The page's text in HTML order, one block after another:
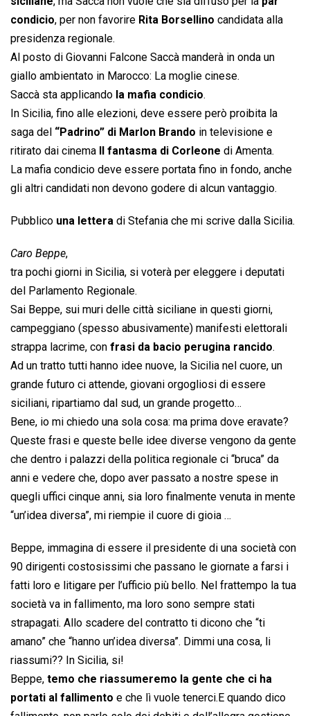
condicio, per non favorire Rita Borsellino candidata alla
presidenza regionale.
Al posto di Giovanni Falcone Saccà manderà in onda un
giallo ambientato in Marocco: La moglie cinese.
Saccà sta applicando la mafia condicio.
In Sicilia, fino alle elezioni, deve essere però proibita la
saga del “Padrino” di Marlon Brando in televisione e
ritirato dai cinema 
Il fantasma di Corleone  di Amenta.
La mafia condicio deve essere portata fino in fondo, anche
gli altri candidati non devono godere di alcun vantaggio.
Pubblico una lettera di Stefania che mi scrive dalla Sicilia.
Caro Beppe,
tra pochi giorni in Sicilia, si voterà per eleggere i deputati
del Parlamento Regionale.
Sai Beppe, sui muri delle città siciliane in questi giorni,
campeggiano (spesso abusivamente) manifesti elettorali
strappa lacrime, con frasi da bacio perugina rancido.
Ad un tratto tutti hanno idee nuove, la Sicilia nel cuore, un
grande futuro ci attende, giovani orgogliosi di essere
siciliani, ripartiamo dal sud, un grande progetto…
Bene, io mi chiedo una sola cosa: ma prima dove eravate?
Queste frasi e queste belle idee diverse vengono da gente
che dentro i palazzi della politica regionale ci “bruca” da
anni e vedere che, dopo aver passato a nostre spese in
quegli uffici cinque anni, sia loro finalmente venuta in mente
“un’idea diversa”, mi riempie il cuore di gioia …
Beppe, immagina di essere il presidente di una società con
90 dirigenti costosissimi che passano le giornate a farsi i
fatti loro e litigare per l’ufficio più bello. Nel frattempo la tua
società va in fallimento, ma loro sono sempre stati
strapagati. Allo scadere del contratto ti dicono che “ti
amano” che “hanno un’idea diversa”. Dimmi una cosa, li
riassumi?? In Sicilia, si!
Beppe, temo che riassumeremo la gente che ci ha
portati al fallimento e che lì vuole tenerci.E quando dico